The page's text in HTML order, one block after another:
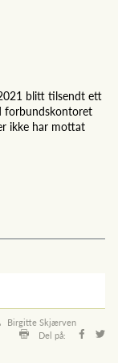
blitt tilsendt ett
forbundskontoret
ikke har mottat
Birgitte Skjærven
Del på: